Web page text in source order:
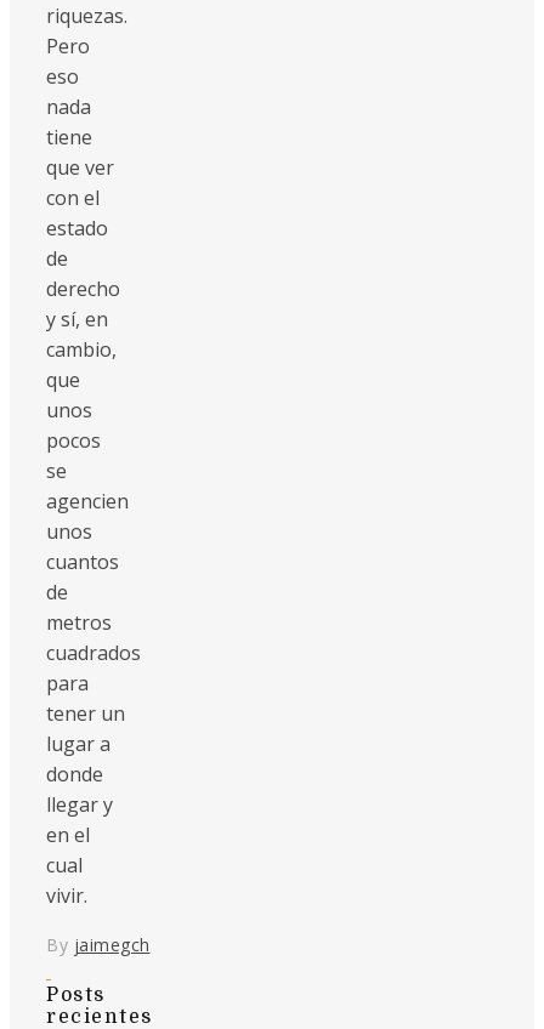
riquezas.
Pero
eso
nada
tiene
que ver
con el
estado
de
derecho
y sí, en
cambio,
que
unos
pocos
se
agencien
unos
cuantos
de
metros
cuadrados
para
tener un
lugar a
donde
llegar y
en el
cual
vivir.
By jaimegch
Posts
recientes